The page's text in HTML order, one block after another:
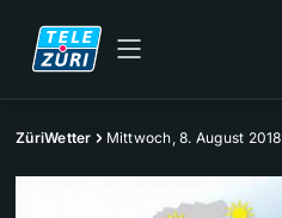
ZüriWetter Mittwoch, 8. August 2018